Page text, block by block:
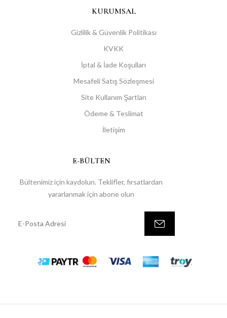
KURUMSAL
Gizlilik & Güvenlik Politikası
KVKK
İptal & İade Koşulları
Mesafeli Satış Sözleşmesi
Site Kullanım Şartları
Ödeme & Teslimat
İletişim
E-BÜLTEN
Bültenimiz için kaydolun. Teklifler, fırsatlardan
yararlanmak için abone olun